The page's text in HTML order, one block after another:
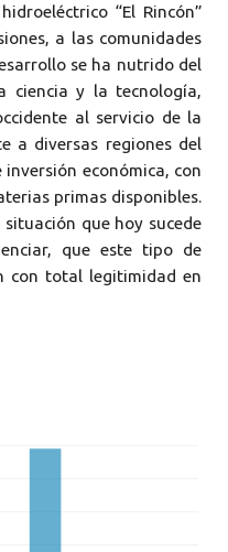
“El Rincón”
a las comunidades
se ha nutrido del
ciencia y la tecnología,
al servicio de la
a diversas regiones del
económica, con
primas disponibles.
que hoy sucede
que este tipo de
con total legitimidad en